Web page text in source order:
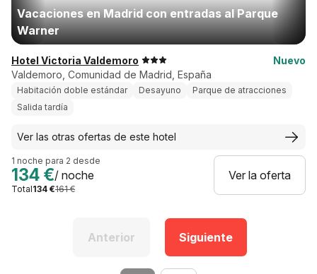
Vacaciones en Madrid con entradas al Parque
Warner
Hotel Victoria Valdemoro
Nuevo
Valdemoro, Comunidad de Madrid, España
Habitación doble estándar Desayuno
Parque de atracciones
Salida tardía
Ver las otras ofertas de este hotel
1 noche para 2 desde
134 €/ noche
Total134 €161 €
Ver la oferta
Anterior Siguiente